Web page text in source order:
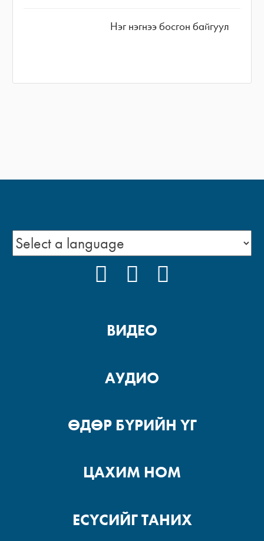
Нэг нэгнээ босгон байгуул
ВИДЕО
АУДИО
ӨДӨР БҮРИЙН ҮГ
ЦАХИМ НОМ
ЕСҮСИЙГ ТАНИХ